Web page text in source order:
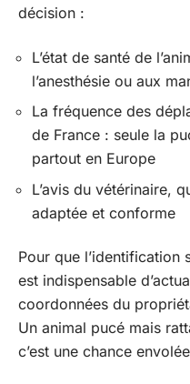
décision :
L’état de santé de
l’anesthésie ou aux
La fréquence des
de France : seule la
partout en Europe
L’avis du vétérinaire,
adaptée et conforme
Pour que
est indispensable
coordonnées du
Un animal pucé mais
c’est une chance